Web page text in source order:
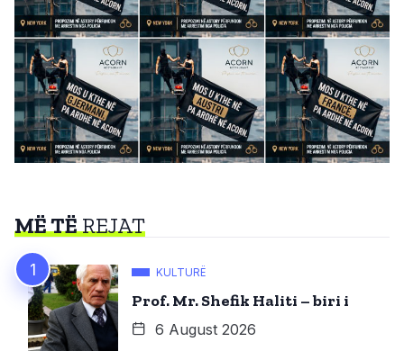
MË TËREJAT
KULTURË
Prof. Mr. Shefik Haliti – biri i
6 August 2026